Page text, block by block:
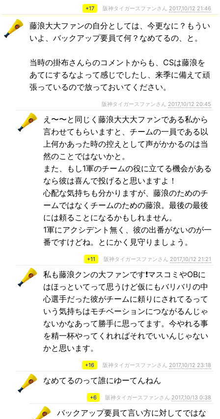
+17 阪神タイガースファンさん 2017,10/12 21:46
藤浪大大ファンの自分としては、今更なに？もうい
いよ、バックアップ要員て何？なめてるの、と。
当時の掛布さんらのコメントからも、CSは藤浪を
あてにするなよって感じでしたし、来季に備えて頑
張っているので放っておいてください。
阪神タイガースファンさん 2017,10/12 20:45
え〜〜と同じく藤浪大大大ファンである私から
言わせてもらいますと、チームの一員である以
上何かあった時の控えとして声がかかるのは当
然のことではないかと。
また、もし1軍のチームの役に立てる機会がある
なら彼は喜んで投げると思いますよ！
心配な気持ちも分かりますが、藤浪のためのチ
ームではなくチームのための藤浪。最後の最後
には頼ることになるかもしれません。
1軍にアクシデント無く、彼の出番がないのが一
番ですけどね。とにかく見守りましょう。
+11 阪神タイガースファンさん 2017,10/12 21:21
私も藤浪クンの大ファンです❗マスコミやOBに
はほっといてって思うけど仮にもバリバリの中
心選手だった彼がチームに頼りにされてるって
いう気持ちはモチベーションにつながるんじゃ
ないかなあって勝手に思ってます。今やれる事
を精一杯やってくれればそれでいいんじゃない
かと思います。
+16 阪神タイガースファンさん 2017,10/12 23:18
なめてるのって誰にゆーてんねん
+6 阪神タイガースファンさん 2017,10/13 0:38
バックアップ要員て言い方に対してではな